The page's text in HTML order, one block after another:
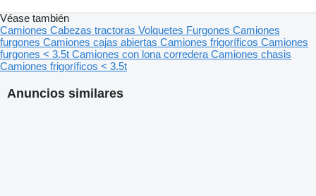
Anuncios similares
Véase también
Camiones Cabezas tractoras Volquetes Furgones Camiones
furgones Camiones cajas abiertas Camiones frigoríficos Camiones
furgones < 3.5t Camiones con lona corredera Camiones chasis
Camiones frigoríficos < 3.5t